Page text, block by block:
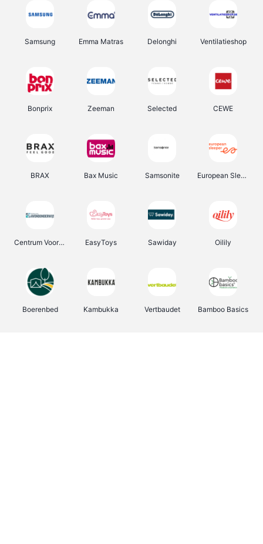
Samsung Emma Matras Delonghi Ventilatieshop
Bonprix Zeeman Selected CEWE
BRAX Bax Music Samsonite European Sleeper
Centrum Voor Avondonderwijs EasyToys Sawiday Oilily
Boerenbed Kambukka Vertbaudet Bamboo Basics